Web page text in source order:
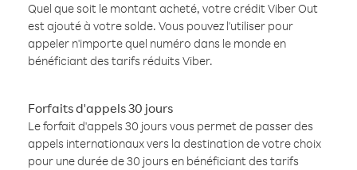
Quel que soit le montant acheté, votre crédit Viber Out
est ajouté à votre solde. Vous pouvez l'utiliser pour
appeler n'importe quel numéro dans le monde en
bénéficiant des tarifs réduits Viber.
Forfaits d'appels 30 jours
Le forfait d'appels 30 jours vous permet de passer des
appels internationaux vers la destination de votre choix
pour une durée de 30 jours en bénéficiant des tarifs